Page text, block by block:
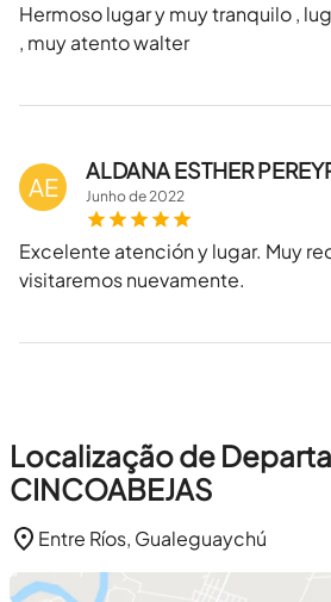
Hermoso lugar y muy tranquilo ,
, muy atento walter
AE
ALDANA ESTHER
Junhode2022
Excelente atención y lugar. Muy
visitaremos nuevamente.
Localização de
CINCOABEJAS
Entre Ríos, Gualeguaychú